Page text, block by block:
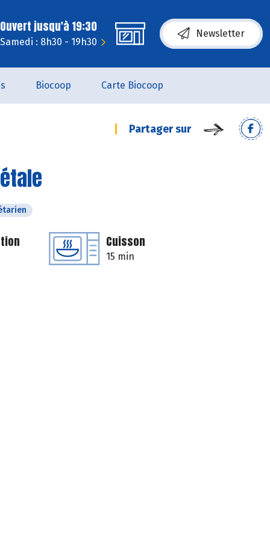
Ouvert jusqu'à 19:30
Samedi : 8h30 - 19h30
Newsletter
Biocoop Carte Biocoop
Partager sur
Cuisson
15 min